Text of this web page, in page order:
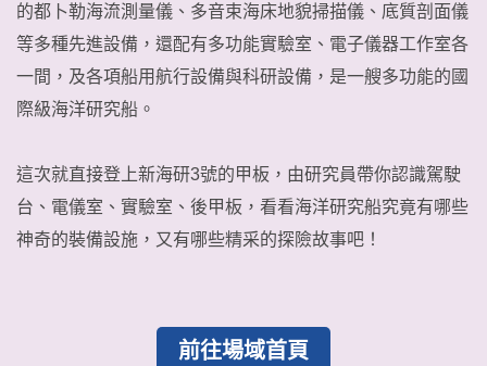
的都卜勒海流測量儀、多音束海床地貌掃描儀、底質剖面儀
等多種先進設備，還配有多功能實驗室、電子儀器工作室各
一間，及各項船用航行設備與科研設備，是一艘多功能的國
際級海洋研究船。
這次就直接登上新海研3號的甲板，由研究員帶你認識駕駛
台、電儀室、實驗室、後甲板，看看海洋研究船究竟有哪些
神奇的裝備設施，又有哪些精采的探險故事吧！
前往場域首頁